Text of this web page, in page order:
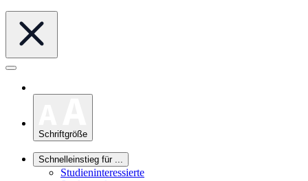
Schriftgröße
Schnelleinstieg für ...
Studieninteressierte